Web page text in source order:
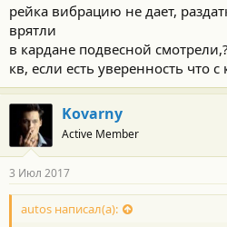
рейка вибрацию не дает,
врятли
в кардане подвесной
кв, если есть уверенность что
Kovarny
Active Member
3 Июл 2017
autos написал(а):